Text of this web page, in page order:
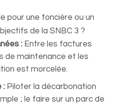
pour une foncière ou un
de la SNBC 3 ?
: Entre les factures
de maintenance et les
est morcelée.
: Piloter la décarbonation
; le faire sur un parc de